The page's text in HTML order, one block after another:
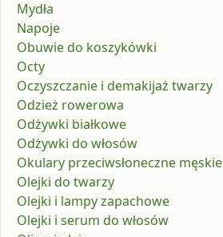
Mydła
Napoje
Obuwie do koszykówki
Octy
Oczyszczanie i demakijaż twarzy
Odzież rowerowa
Odżywki białkowe
Odżywki do włosów
Okulary przeciwsłoneczne męskie
Olejki do twarzy
Olejki i lampy zapachowe
Olejki i serum do włosów